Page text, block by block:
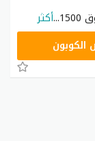
...أكثر